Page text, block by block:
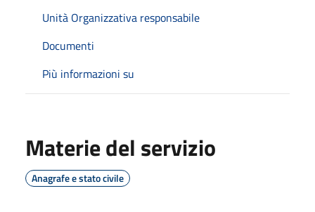
Unità Organizzativa responsabile
Documenti
Più informazioni su
Materie del servizio
Anagrafe e stato civile